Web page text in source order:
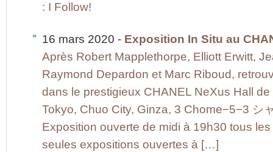
: I Follow!
16 mars 2020 - Exposition In Situ au
Après Robert Mapplethorpe, Elliott Erwitt,
Raymond Depardon et Marc Riboud,
dans le prestigieux CHANEL NeXus Hall
Tokyo, Chuo City, Ginza, 3 Chome−5−3 シ
Exposition ouverte de midi à 19h30 tous
seules expositions ouvertes à […]